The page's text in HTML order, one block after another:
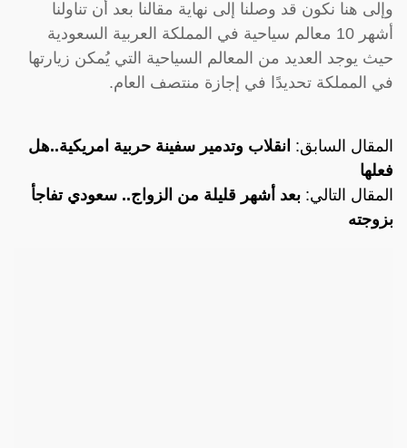
وإلى هنا نكون قد وصلنا إلى نهاية مقالنا بعد أن تناولنا
أشهر 10 معالم سياحية في المملكة العربية السعودية
حيث يوجد العديد من المعالم السياحية التي يُمكن زيارتها
في المملكة تحديدًا في إجازة منتصف العام.
المقال السابق: انقلاب وتدمير سفينة حربية امريكية..هل
فعلها
المقال التالي: بعد أشهر قليلة من الزواج.. سعودي تفاجأ
بزوجته